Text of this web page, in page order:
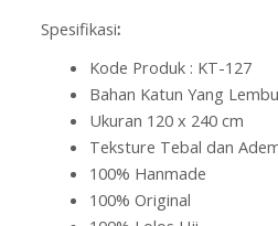
Spesifikasi:
Kode Produk : KT-127
Bahan Katun Yang
Ukuran 120 x 240 cm
Teksture Tebal dan
100% Hanmade
100% Original